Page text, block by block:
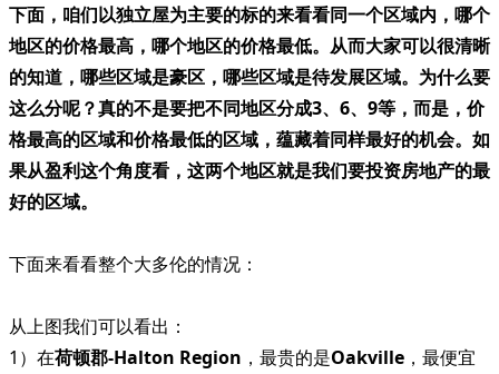
下面，咱们以独立屋为主要的标的来看看同一个区域内，哪个
地区的价格最高，哪个地区的价格最低。从而大家可以很清晰
的知道，哪些区域是豪区，哪些区域是待发展区域。为什么要
这么分呢？真的不是要把不同地区分成3、6、9等，而是，价
格最高的区域和价格最低的区域，蕴藏着同样最好的机会。如
果从盈利这个角度看，这两个地区就是我们要投资房地产的最
好的区域。
下面来看看整个大多伦的情况：
从上图我们可以看出：
1）在荷顿郡-Halton Region ，最贵的是Oakville ，最便宜